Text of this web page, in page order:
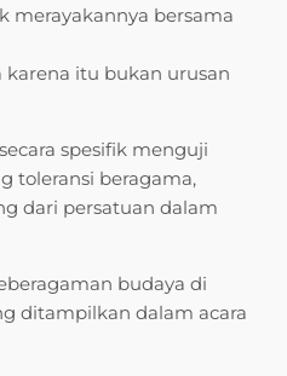
merayakannya bersama
karena itu bukan urusan
spesifik menguji
toleransi beragama,
dari persatuan dalam
budaya di
ditampilkan dalam acara